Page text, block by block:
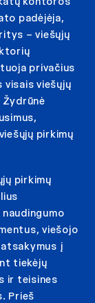
padėjėja,
– viešųjų
privačius
visais viešųjų
Žydrūnė
pirkimų
pirkimų
viešojo
į
tiekėjų
ir teisines
Prieš